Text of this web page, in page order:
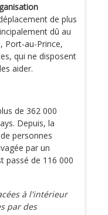
de plus
dû au
Port-au-Prince,
qui ne disposent
aider.
de 362 000
Depuis, la
personnes
par un
passé de 116 000
à l'intérieur
par des